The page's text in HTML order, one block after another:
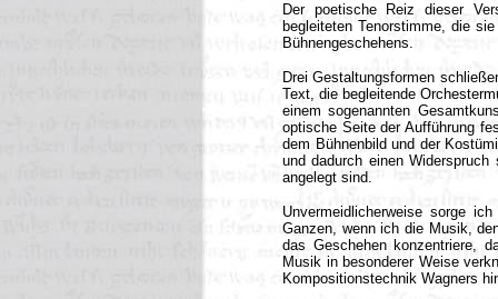
Der poetische Reiz dieser
begleiteten Tenorstimme, die
Bühnengeschehens.
Drei Gestaltungsformen
Text, die begleitende
einem sogenannten
optische Seite der Aufführung
dem Bühnenbild und der
und dadurch einen
angelegt sind.
Unvermeidlicherweise sorge
Ganzen, wenn ich die Musik,
das Geschehen konzentriere,
Musik in besonderer Weise
Kompositionstechnik Wagners